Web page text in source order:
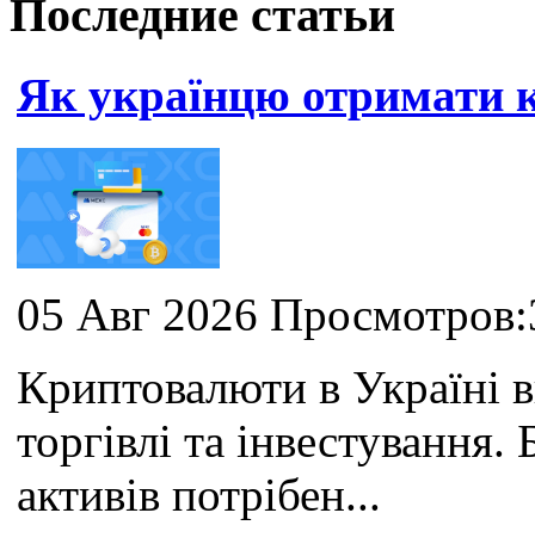
Последние статьи
Як українцю отримати
05 Авг 2026
Криптовалюти в Україні
торгівлі та
активів потрібен...